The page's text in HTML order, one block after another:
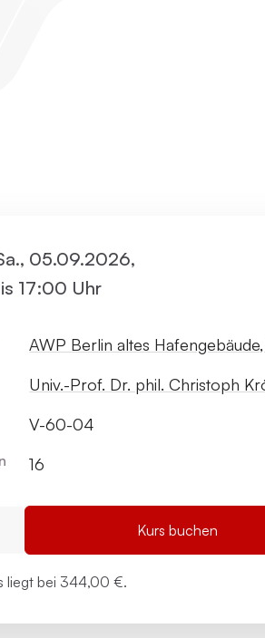
05.09.2026,
17:00 Uhr
AWP Berlin altes
Univ.-Prof. Dr. phil. Christoph
V-60-04
16
Kurs buchen
liegt bei 344,00 €.